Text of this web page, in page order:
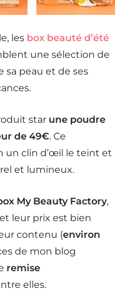
les box beauté d’été
une sélection de
sa peau et de ses
star une poudre
de 49€. Ce
un clin d’œil le teint et
et lumineux.
My Beauty Factory,
et leur prix est bien
contenu (environ
de mon blog
remise
elles.